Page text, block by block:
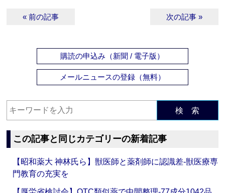
« 前の記事 次の記事 »
購読の申込み（新聞 / 電子版）
メールニュースの登録（無料）
検 索
この記事と同じカテゴリーの新着記事
【昭和薬大 神林氏ら】獣医師と薬剤師に認識差‐獣医療専
門教育の充実を